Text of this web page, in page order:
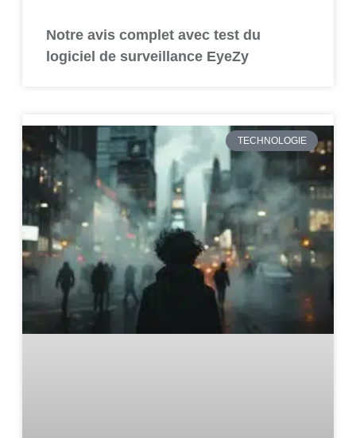
Notre avis complet avec test du
logiciel de surveillance EyeZy
TECHNOLOGIE